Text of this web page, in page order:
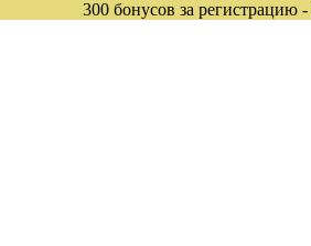
300 бонусов за регистрацию -